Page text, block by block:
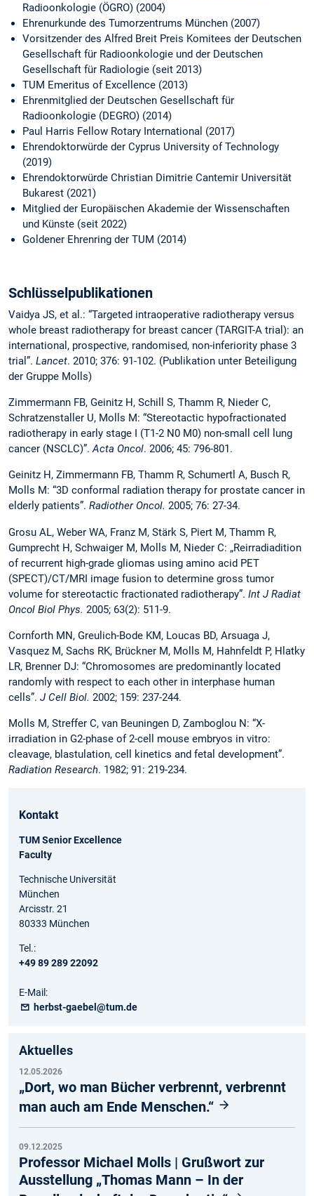
Radioonkologie (ÖGRO) (2004)
Ehrenurkunde des Tumorzentrums München (2007)
Vorsitzender des Alfred Breit Preis Komitees der Deutschen
Gesellschaft für Radioonkologie und der Deutschen
Gesellschaft für Radiologie (seit 2013)
TUM Emeritus of Excellence (2013)
Ehrenmitglied der Deutschen Gesellschaft für
Radioonkologie (DEGRO) (2014)
Paul Harris Fellow Rotary International (2017)
Ehrendoktorwürde der Cyprus University of Technology
(2019)
Ehrendoktorwürde Christian Dimitrie Cantemir Universität
Bukarest (2021)
Mitglied der Europäischen Akademie der Wissenschaften
und Künste (seit 2022)
Goldener Ehrenring der TUM (2014)
Schlüsselpublikationen
Vaidya JS, et al.: “Targeted intraoperative radiotherapy versus
whole breast radiotherapy for breast cancer (TARGIT-A trial): an
international, prospective, randomised, non-inferiority phase 3
trial”. Lancet. 2010; 376: 91-102. (Publikation unter Beteiligung
der Gruppe Molls)
Zimmermann FB, Geinitz H, Schill S, Thamm R, Nieder C,
Schratzenstaller U, Molls M: “Stereotactic hypofractionated
radiotherapy in early stage I (T1-2 N0 M0) non-small cell lung
cancer (NSCLC)”.Acta Oncol. 2006; 45: 796-801.
Geinitz H, Zimmermann FB, Thamm R, Schumertl A, Busch R,
Molls M: “3D conformal radiation therapy for prostate cancer in
elderly patients”. Radiother Oncol. 2005; 76: 27-34.
Grosu AL, Weber WA, Franz M, Stärk S, Piert M, Thamm R,
Gumprecht H, Schwaiger M, Molls M, Nieder C: „Reirradiadition
of recurrent high-grade gliomas using amino acid PET
(SPECT)/CT/MRI image fusion to determine gross tumor
volume for stereotactic fractionated radiotherapy”. Int J Radiat
Oncol Biol Phys. 2005; 63(2): 511-9.
Cornforth MN, Greulich-Bode KM, Loucas BD, Arsuaga J,
Vasquez M, Sachs RK, Brückner M, Molls M, Hahnfeldt P, Hlatky
LR, Brenner DJ: “Chromosomes are predominantly located
randomly with respect to each other in interphase human
cells”. J Cell Biol. 2002; 159: 237-244.
Molls M, Streffer C, van Beuningen D, Zamboglou N: “X-
irradiation in G2-phase of 2-cell mouse embryos in vitro:
cleavage, blastulation, cell kinetics and fetal development”.
Radiation Research. 1982; 91: 219-234.
Kontakt
TUM Senior Excellence
Faculty
Technische Universität
München
Arcisstr. 21
80333 München
Tel.:
+49 89 289 22092
E-Mail:
herbst-gaebel@tum.de
Aktuelles
12.05.2026
„Dort, wo man Bücher verbrennt, verbrennt
man auch am Ende Menschen.“
09.12.2025
Professor Michael Molls | Grußwort zur
Ausstellung „Thomas Mann – In der